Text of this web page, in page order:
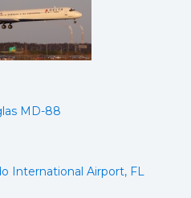
MD-88
International Airport, FL